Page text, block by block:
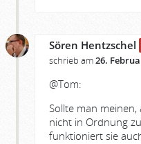
Sören Hentzschel
schrieb am26.
@Tom:
Sollte man
nicht in Ordnung
funktioniert sie